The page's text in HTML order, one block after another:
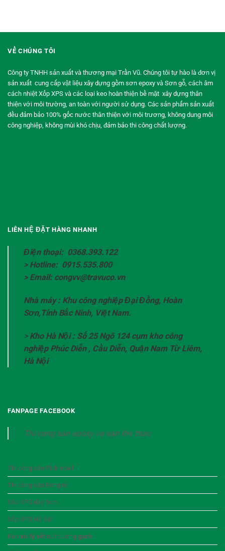
VỀ CHÚNG TÔI
Công ty TNHH sản xuất và thương mại Trần Vũ. Chúng tôi tự hào là đơn vị
sản xuất cung cấp vật liệu xây dựng gồm sơn epoxy và Sơn gỗ, cách âm
cách nhiệt Xốp XPS và các loại keo hoàn thiện bề mặt xây dựng thân
thiện với môi trường, an toàn với người sử dụng. Các sản phẩm sản xuất
đều đảm bảo 100% gốc nước thân thiện với môi trương, không dung môi
công nghiệp, không mùi khó chịu, đảm bảo thi công chất lượng.
LIÊN HỆ ĐẶT HÀNG NHANH
Điện thoại: 0368.393.122
> Hotline: 0915.535.800
> Email: congvv@travuco.vn
Nhà máy : Khu công nghiệp Đại Đồng, Hoàn
Sơn,Tỉnh Bắc Ninh, Việt Nam.
> Kho Hà Nội : Số 25 Ngõ 124 cụm kho công
nghiệp Phúc Diễn , Cầu Diễn, Quận Nam Từ Liêm,
Hà Nội
FANPAGE FACEBOOK
Thi cong san epoxy va san the thao
Thi công sân Pickleball
Thi công sân Bóng rổ
Xốp XPS dày 5cm
Xốp XPS Hà Nội
Keo xử lý vết nứt tường gạch